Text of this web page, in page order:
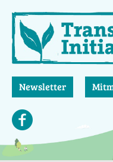
zum
Inhalt
Newsletter